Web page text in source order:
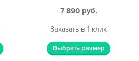
7 890 руб.
Заказать в 1 клик
Выбрать размер